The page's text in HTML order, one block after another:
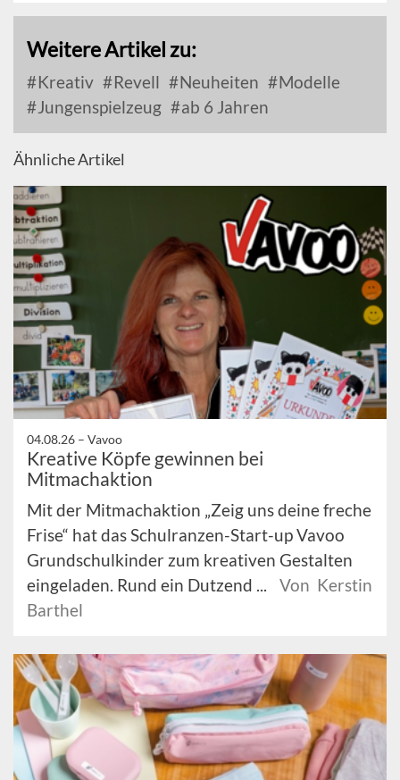
Weitere Artikel zu:
Kreativ Revell Neuheiten
Modelle
Jungenspielzeug
ab 6 Jahren
Ähnliche Artikel
04.08.26 – Vavoo
Kreative Köpfe gewinnen bei
Mitmachaktion
Mit der Mitmachaktion „Zeig uns deine freche
Frise“ hat das Schulranzen-Start-up Vavoo
Grundschulkinder zum kreativen Gestalten
eingeladen. Rund ein Dutzend ...
Von Kerstin
Barthel